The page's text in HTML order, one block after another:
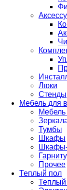
Люки
Стенды
Мебель для
Мебель
Тумбы
Шкафы
Прочее
Теплый пол
Теплый